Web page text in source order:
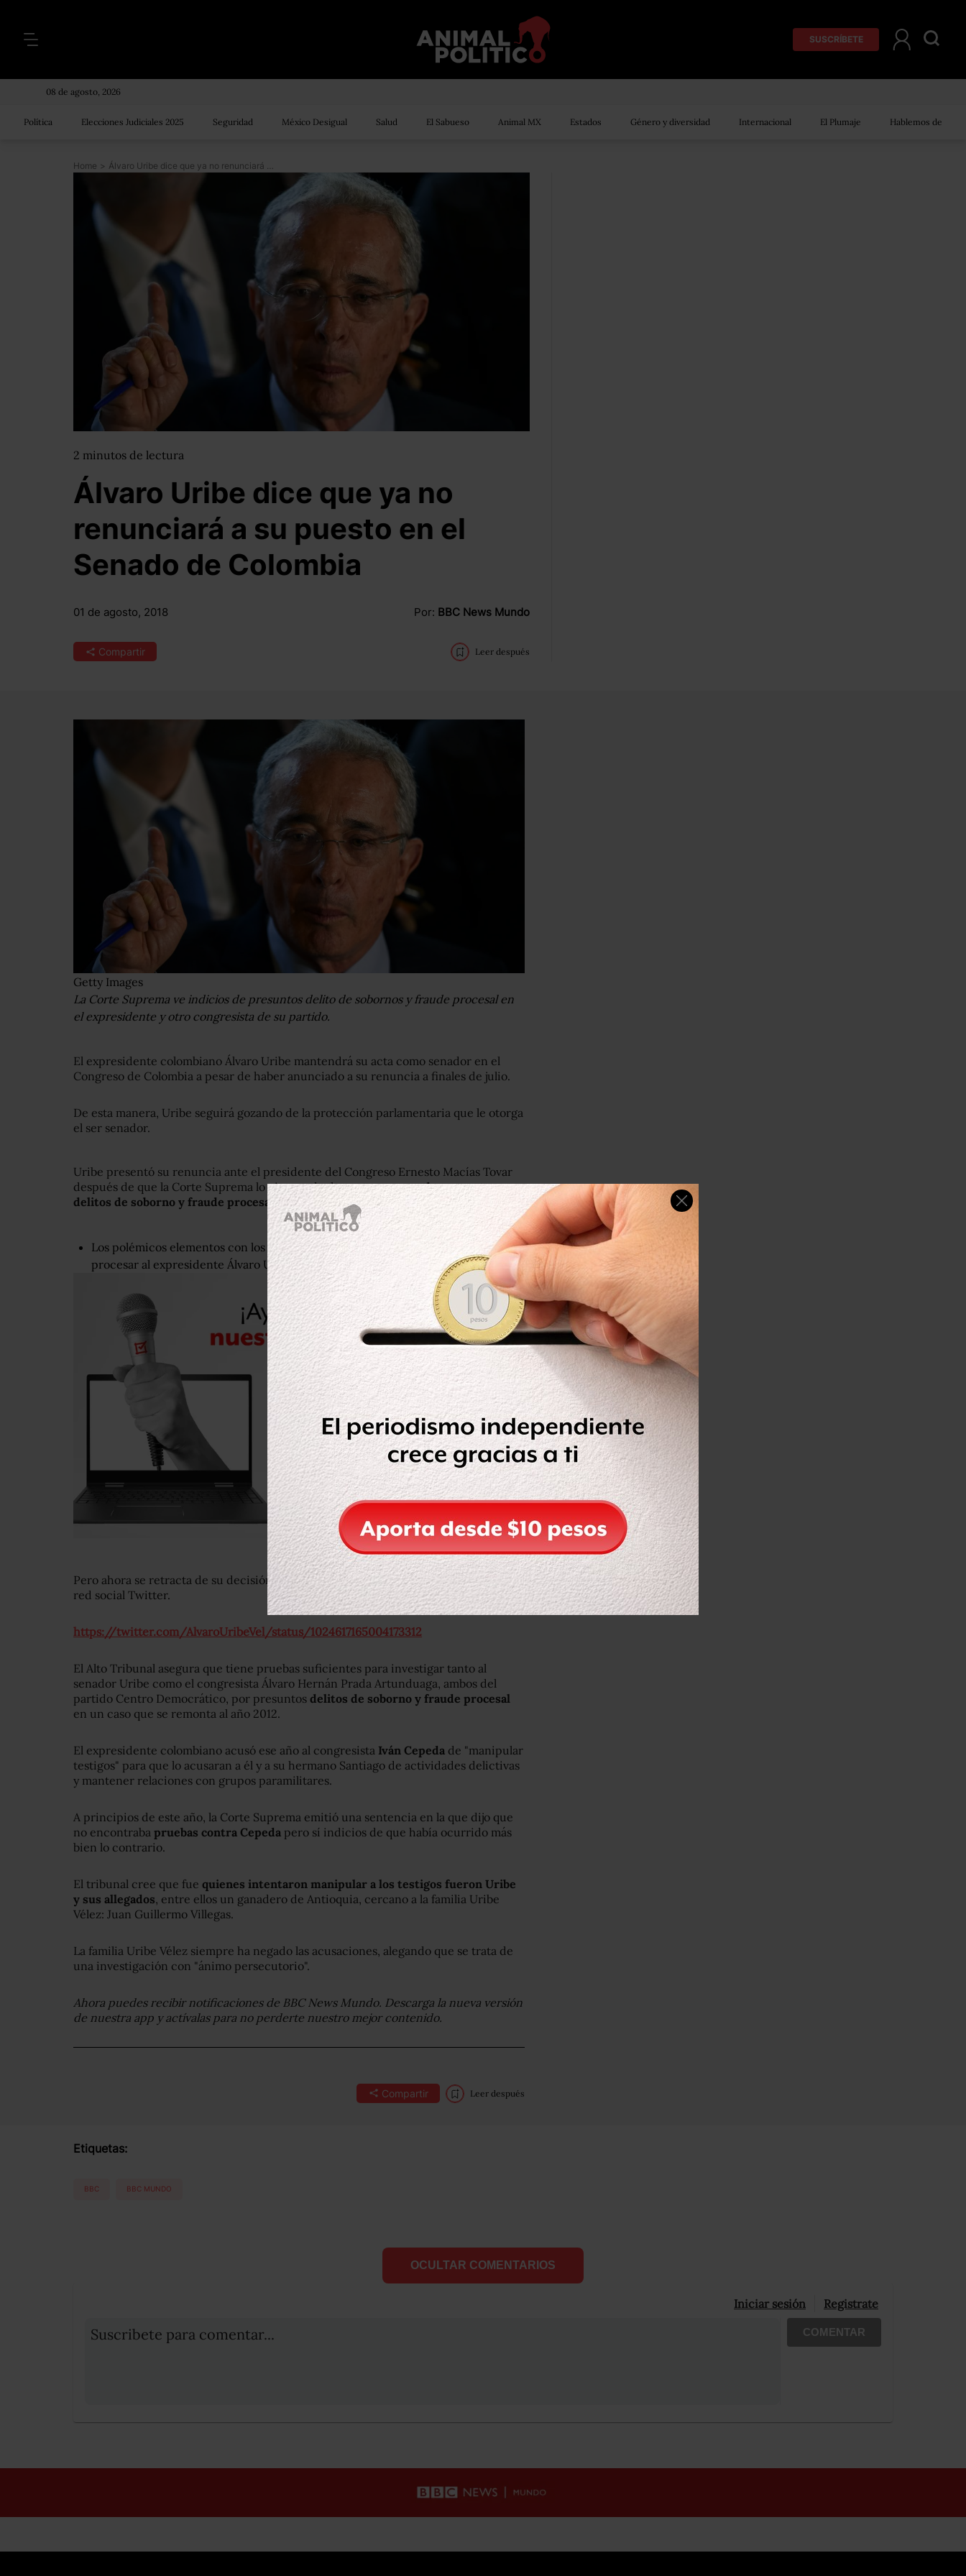
SUSCRÍBETE
08 de agosto, 2026
Política Elecciones Judiciales 2025 Seguridad México Desigual Salud El Sabueso Animal MX Estados Género y diversidad Internacional El Plumaje Hablemos de
Home > Álvaro Uribe dice que ya no renunciará a su puesto en el Senado de Colombia
2 minutos de lectura
Álvaro Uribe dice que ya no
renunciará a su puesto en el
Senado de Colombia
01 de agosto, 2018 Por: BBC News Mundo
Compartir Leer después
Getty Images
La Corte Suprema ve indicios de presuntos delito de sobornos y fraude procesal en
el expresidente y otro congresista de su partido.
El expresidente colombiano Álvaro Uribe mantendrá su acta como senador en el
Congreso de Colombia a pesar de haber anunciado a su renuncia a finales de julio.
De esta manera, Uribe seguirá gozando de la protección parlamentaria que le otorga
el ser senador.
Uribe presentó su renuncia ante el presidente del Congreso Ernesto Macías Tovar
después de que la Corte Suprema lo citara a declarar por uncaso de presuntos
delitos de soborno y fraude procesalen un caso de presuntos falsos testigos.
Los polémicos elementos con los que la Corte Suprema de Colombia decidió
procesar al expresidente Álvaro Uribe
Pero ahora se retracta de su decisión, según anunció con un mensaje a través de la
red social Twitter.
https://twitter.com/AlvaroUribeVel/status/1024617165004173312
El Alto Tribunal asegura que tiene pruebas suficientes para investigar tanto al
senador Uribe como el congresista Álvaro Hernán Prada Artunduaga, ambos del
partido Centro Democrático, por presuntos delitos de soborno y fraude procesal
en un caso que se remonta al año 2012.
El expresidente colombiano acusó ese año al congresista Iván Cepeda de "manipular
testigos" para que lo acusaran a él y a su hermano Santiago de actividades delictivas
y mantener relaciones con grupos paramilitares.
A principios de este año, la Corte Suprema emitió una sentencia en la que dijo que
no encontraba pruebas contra Cepeda pero sí indicios de que había ocurrido más
bien lo contrario.
El tribunal cree que fue quienes intentaron manipular a los testigos fueron Uribe
y sus allegados , entre ellos un ganadero de Antioquia, cercano a la familia Uribe
Vélez: Juan Guillermo Villegas.
La familia Uribe Vélez siempre ha negado las acusaciones, alegando que se trata de
una investigación con "ánimo persecutorio".
Ahora puedes recibir notificaciones de BBC News Mundo. Descarga la nueva versión
de nuestra app y actívalas para no perderte nuestro mejor contenido.
Compartir Leer después
Etiquetas:
BBC BBC MUNDO
OCULTAR COMENTARIOS
Iniciar sesión Registrate
Suscribete para comentar... COMENTAR